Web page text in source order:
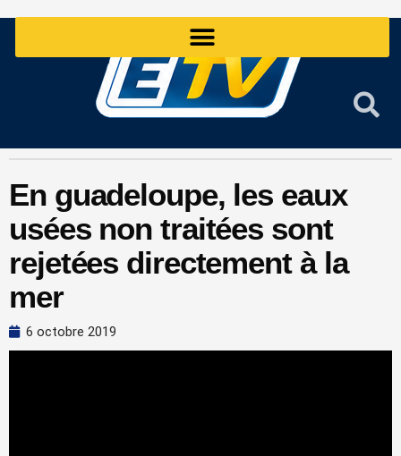
En guadeloupe, les eaux
usées non traitées sont
rejetées directement à la
mer
6 octobre 2019